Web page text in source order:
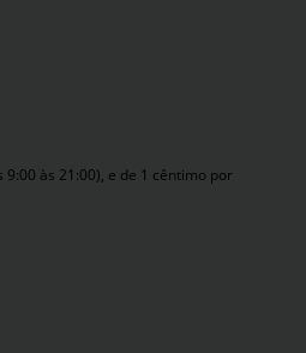
às 21:00), e de 1 cêntimo por